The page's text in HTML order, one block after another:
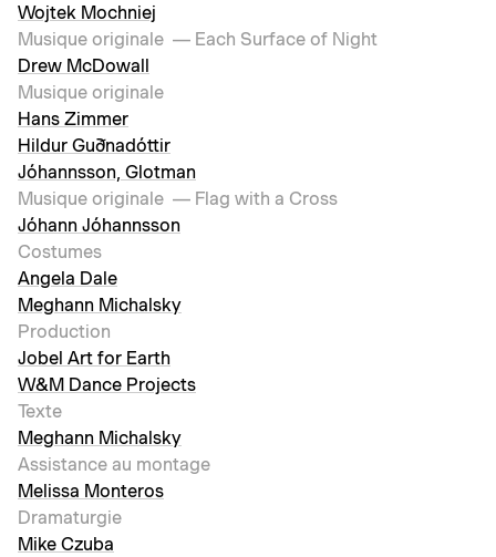
Wojtek Mochniej
Musique originale — Each Surface of Night
Drew McDowall
Musique originale
Hans Zimmer
Hildur Guðnadóttir
Jóhannsson, Glotman
Musique originale — Flag with a Cross
Jóhann Jóhannsson
Costumes
Angela Dale
Meghann Michalsky
Production
Jobel Art for Earth
W&M Dance Projects
Texte
Meghann Michalsky
Assistance au montage
Melissa Monteros
Dramaturgie
Mike Czuba